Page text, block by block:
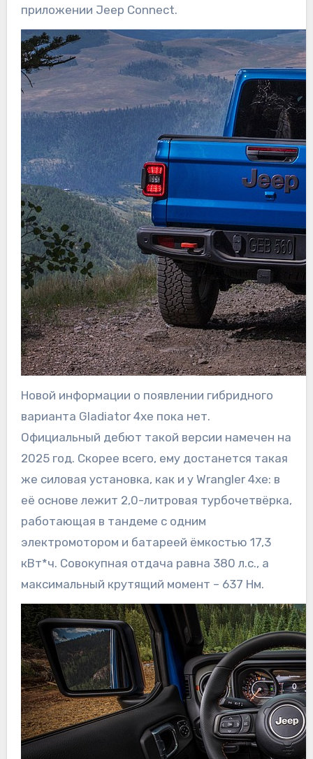
приложении Jeep Connect.
Новой информации о появлении гибридного
варианта Gladiator 4xe пока нет.
Официальный дебют такой версии намечен на
2025 год. Скорее всего, ему достанется такая
же силовая установка, как и у Wrangler 4xe: в
её основе лежит 2,0-литровая турбочетвёрка,
работающая в тандеме с одним
электромотором и батареей ёмкостью 17,3
кВт*ч. Совокупная отдача равна 380 л.с., а
максимальный крутящий момент – 637 Нм.